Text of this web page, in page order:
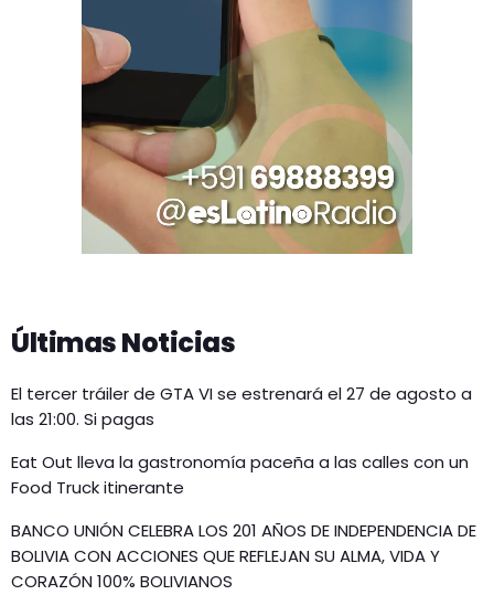
Últimas Noticias
El tercer tráiler de GTA VI se estrenará el 27 de agosto a
las 21:00. Si pagas
Eat Out lleva la gastronomía paceña a las calles con un
Food Truck itinerante
BANCO UNIÓN CELEBRA LOS 201 AÑOS DE INDEPENDENCIA DE
BOLIVIA CON ACCIONES QUE REFLEJAN SU ALMA, VIDA Y
CORAZÓN 100% BOLIVIANOS